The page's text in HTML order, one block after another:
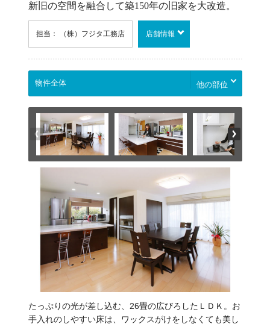
新旧の空間を融合して築150年の旧家を大改造。
担当： （株）フジタ工務店 店舗情報
他の部位
たっぷりの光が差し込む、26畳の広びろしたＬＤＫ。お
手入れのしやすい床は、ワックスがけをしなくても美し